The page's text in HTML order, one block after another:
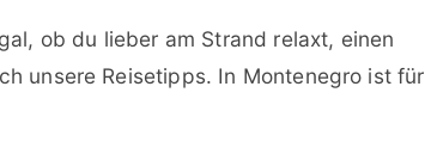
ob du lieber am Strand relaxt, einen
unsere Reisetipps. In Montenegro ist für